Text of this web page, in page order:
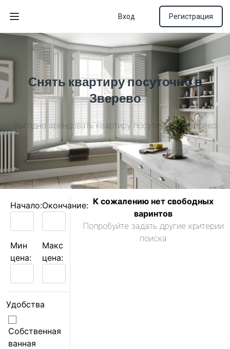
Открыть меню
Вход Регистрация
Снять квартиру посуточно в
Зверево
Выгодно арендовать квартиру посуточно в Зверево
Начало:Окончание:
Мин
цена:
Макс
цена:
Удобства
Собственная
ванная
К сожалению нет свободных
варинтов
Попробуйте задать другие критерии
поиска